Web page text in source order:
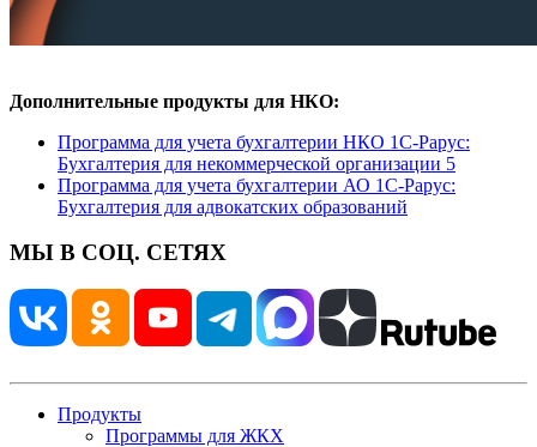
Дополнительные продукты для НКО:
Программа для учета бухгалтерии НКО 1С-Рарус:
Бухгалтерия для некоммерческой организации 5
Программа для учета бухгалтерии АО 1С-Рарус:
Бухгалтерия для адвокатских образований
МЫ В СОЦ. СЕТЯХ
Продукты
Программы для ЖКХ